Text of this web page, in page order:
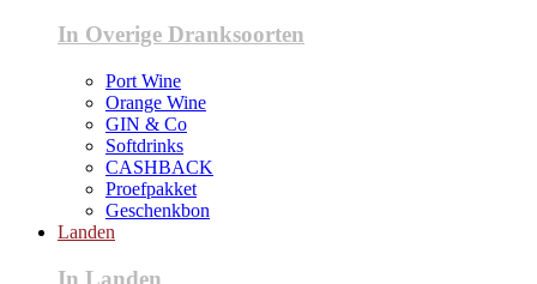
In Overige Dranksoorten
Port Wine
Orange Wine
GIN & Co
Softdrinks
CASHBACK
Proefpakket
Geschenkbon
Landen
In Landen